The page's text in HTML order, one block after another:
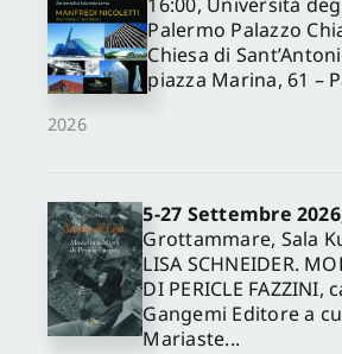
2026
16:00, Università
Palermo Palazzo
Chiesa di
piazza Marina, 61 –
5-27 Settembre
Grottammare, Sala
LISA SCHNEIDER.
DI PERICLE FAZZINI,
Gangemi Editore a
Mariaste...